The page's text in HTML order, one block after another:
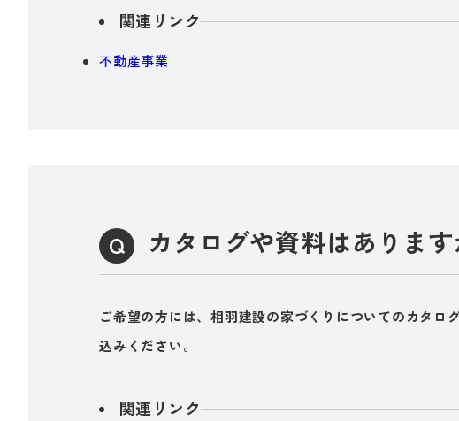
関連リンク
不動産事業
カタログや資料はあります
ご希望の方には、相羽建設の家づくりについてのカタ
込みください。
関連リンク